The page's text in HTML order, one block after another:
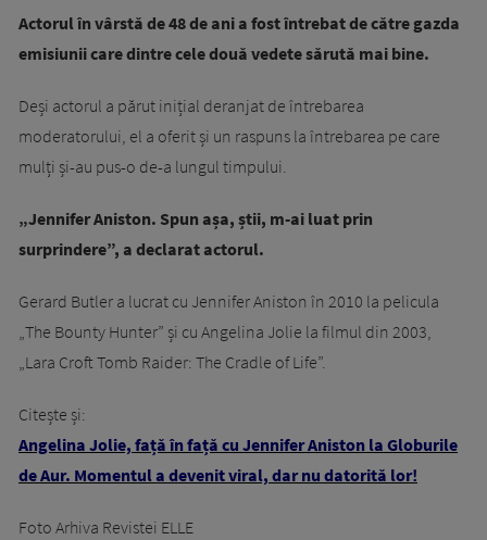
Actorul în vârstă de 48 de ani a fost întrebat de către gazda
emisiunii care dintre cele două vedete sărută mai bine.
Deși actorul a părut inițial deranjat de întrebarea
moderatorului, el a oferit și un raspuns la întrebarea pe care
mulți și-au pus-o de-a lungul timpului.
„Jennifer Aniston. Spun așa, știi, m-ai luat prin
surprindere”, a declarat actorul.
Gerard Butler a lucrat cu Jennifer Aniston în 2010 la pelicula
„The Bounty Hunter” și cu Angelina Jolie la filmul din 2003,
„Lara Croft Tomb Raider: The Cradle of Life”.
Citește și:
Angelina Jolie, față în față cu Jennifer Aniston la Globurile
de Aur. Momentul a devenit viral, dar nu datorită lor!
Foto Arhiva Revistei ELLE